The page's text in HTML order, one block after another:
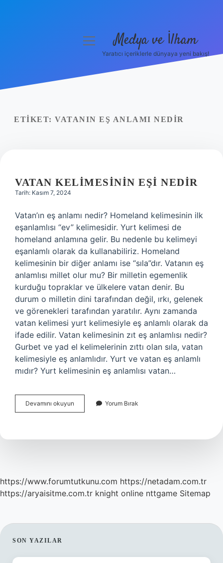
Yasal Uyarı
menüyüMedya ve İlham
Yaratıcı içeriklerle dünyaya yeni bakış!
ETIKET: VATANIN EŞ ANLAMI NEDIR
VATAN KELIMESININ EŞI NEDIR
Tarih: Kasım 7, 2024
Vatan’ın eş anlamı nedir? Homeland kelimesinin ilk
eşanlamlısı “ev” kelimesidir. Yurt kelimesi de
homeland anlamına gelir. Bu nedenle bu kelimeyi
eşanlamlı olarak da kullanabiliriz. Homeland
kelimesinin bir diğer anlamı ise “sıla”dır. Vatanın eş
anlamlısı millet olur mu? Bir milletin egemenlik
kurduğu topraklar ve ülkelere vatan denir. Bu
durum o milletin dini tarafından değil, ırkı, gelenek
ve görenekleri tarafından yaratılır. Aynı zamanda
vatan kelimesi yurt kelimesiyle eş anlamlı olarak da
ifade edilir. Vatan kelimesinin zıt eş anlamlısı nedir?
Gurbet ve yad el kelimelerinin zıttı olan sıla, vatan
kelimesiyle eş anlamlıdır. Yurt ve vatan eş anlamlı
mıdır? Yurt kelimesinin eş anlamlısı vatan…
Devamını okuyun
Kelimesinin
Yorum Bırak
https://www.forumtutkunu.com https://netadam.com.tr
https://aryaisitme.com.tr knight online nttgame Sitemap
SIDEBAR
SON YAZILAR